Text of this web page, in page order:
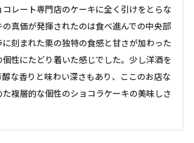
レート専門店のケーキに全く引けをとらな
真価が発揮されたのは食べ進んでの中央部
刻まれた栗の独特の食感と甘さが加わった
性にたどり着いた感じでした。少し洋酒を
な香りと味わい深さもあり、ここのお店な
複層的な個性のショコラケーキの美味しさ